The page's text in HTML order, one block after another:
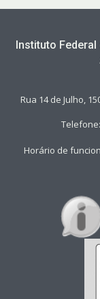
Instituto Federal
Rua 14 de Julho,
Telefone:
Horário de